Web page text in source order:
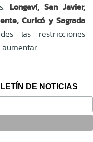
Longaví, San Javier,
Curicó y Sagrada
las restricciones
DE NOTICIAS